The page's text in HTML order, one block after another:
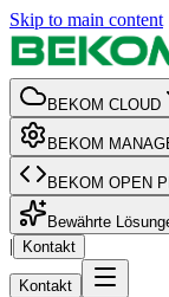
Skip to main content
BEKOM CLOUD
BEKOM
BEKOM OPEN
Bewährte
| Kontakt
Kontakt